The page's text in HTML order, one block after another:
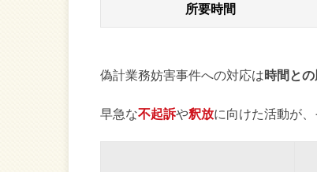
所要時間
偽計業務妨害事件への対応は時間と
早急な不起訴や釈放に向けた活動が